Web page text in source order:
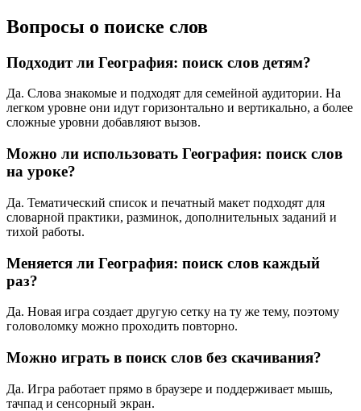
Вопросы о поиске слов
Подходит ли География: поиск слов детям?
Да. Слова знакомые и подходят для семейной аудитории. На
легком уровне они идут горизонтально и вертикально, а более
сложные уровни добавляют вызов.
Можно ли использовать География: поиск слов
на уроке?
Да. Тематический список и печатный макет подходят для
словарной практики, разминок, дополнительных заданий и
тихой работы.
Меняется ли География: поиск слов каждый
раз?
Да. Новая игра создает другую сетку на ту же тему, поэтому
головоломку можно проходить повторно.
Можно играть в поиск слов без скачивания?
Да. Игра работает прямо в браузере и поддерживает мышь,
тачпад и сенсорный экран.